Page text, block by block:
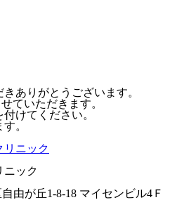
ありがとうございます。
ていただきます。
けてください。
。
ニック
由が丘1-8-18 マイセンビル4Ｆ